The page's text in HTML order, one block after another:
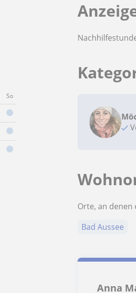
So
Orte, an
Bad Aussee
Anna